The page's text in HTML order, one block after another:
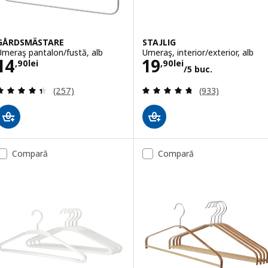
pantalon/fustă, alb
,90lei
14,90lei
Evaluare: 4.4 din 5 stele. Total recenzii:
(257)
STAJLIG
Umeraş, interior/exterior, alb
19,90lei
/5 buc.
Preţ 19,90lei/5
Evaluare: 4.7
(933)
Compară Compară